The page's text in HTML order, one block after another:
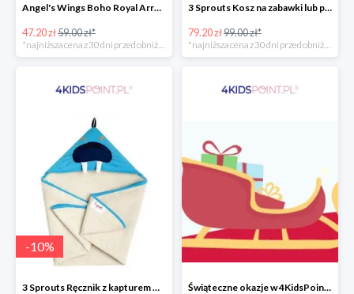
Angel's Wings Boho Royal Arrows Grey La Millou -20%
47.20 zł59.00 zł*
3 Sprouts Kosz na zabawki lub pranie Miś Polarny -20%
79.20 zł99.00 zł*
-10%
3 Sprouts Ręcznik z kapturem Mors -10% Świąteczne okazje w 4KidsPoint do -30%